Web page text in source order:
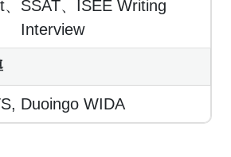
SSAT、ISEE Writing
Interview
Duoingo WIDA